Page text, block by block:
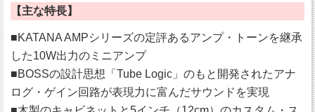
【主な特長】
■KATANA AMPシリーズの定評あるアンプ・トーンを継承
した10W出力のミニアンプ
■BOSSの設計思想「Tube Logic」のもと開発されたアナ
ログ・ゲイン回路が表現力に富んだサウンドを実現